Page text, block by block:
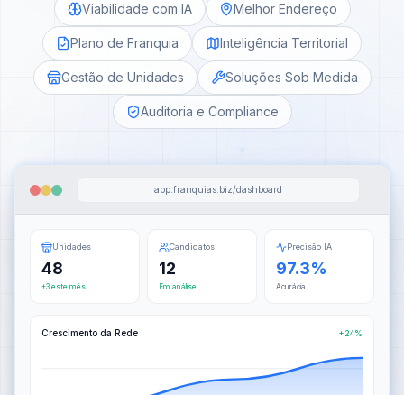
Viabilidade com IA Melhor Endereço
Plano de Franquia Inteligência Territorial
Gestão de Unidades Soluções Sob Medida
Auditoria e Compliance
app.franquias.biz/dashboard
Unidades
48
+3 este mês
Candidatos
12
Em análise
Precisão IA
97.3%
Acurácia
Crescimento da Rede +24%